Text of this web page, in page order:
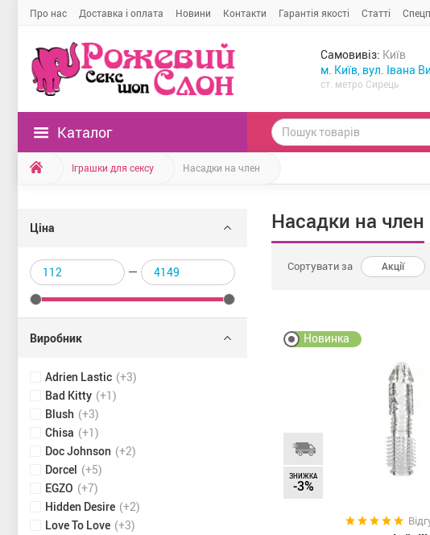
Про нас Доставка і оплата Новини Контакти Гарантія якості Статті
Самовивіз: Київ
м. Київ, вул. Івана
ст. метро Сирець
Каталог
Іграшки для сексу Насадки на член
Ціна
Виробник
Adrien Lastic (+3)
Bad Kitty (+1)
Blush (+3)
Chisa (+1)
Doc Johnson (+2)
Dorcel (+5)
EGZO (+7)
Hidden Desire (+2)
Love To Love (+3)
Насадки на член
Сортувати за Акції
Новинка
ЗНИЖКА
-3%